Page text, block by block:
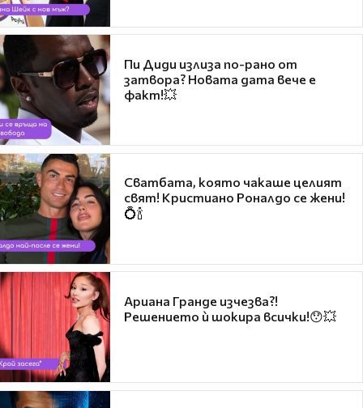
Пи Диди излиза по-рано от
затвора? Новата дата вече е
факт!💥
Сватбата, която чакаше целият
свят! Кристиано Роналдо се жени!
💍🍾
Ариана Гранде изчезва?!
Решението ѝ шокира всички!😯💥